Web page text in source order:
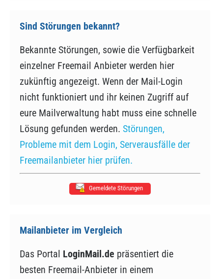
Mail
Postfach
von
IONOS
Sind Störungen bekannt?
Bekannte Störungen, sowie die Verfügbarkeit
einzelner Freemail Anbieter werden hier
zukünftig angezeigt. Wenn der Mail-Login
nicht funktioniert und ihr keinen Zugriff auf
eure Mailverwaltung habt muss eine schnelle
Lösung gefunden werden. Störungen,
Probleme mit dem Login, Serverausfälle der
Freemailanbieter hier prüfen.
Gemeldete Störungen
Mailanbieter im Vergleich
Das Portal LoginMail.de präsentiert die
besten Freemail-Anbieter in einem